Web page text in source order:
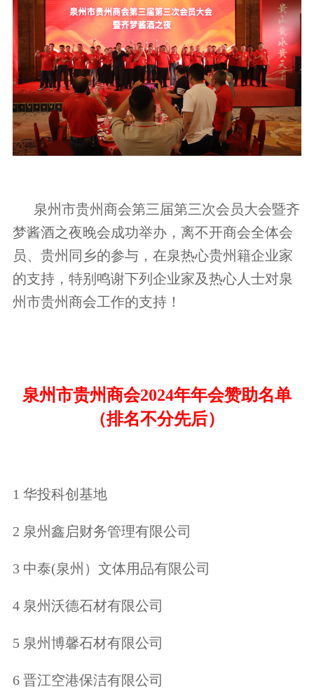
泉州市贵州商会第三届第三次会员大会暨齐
梦酱酒之夜晚会成功举办，离不开商会全体会
员、贵州同乡的参与，在泉热心贵州籍企业家
的支持，特别鸣谢下列企业家及热心人士对泉
州市贵州商会工作的支持！
泉州市贵州商会2024年年会赞助名单
（排名不分先后）
1 华投科创基地
2 泉州鑫启财务管理有限公司
3 中泰(泉州）文体用品有限公司
4 泉州沃德石材有限公司
5 泉州博馨石材有限公司
6 晋江空港保洁有限公司